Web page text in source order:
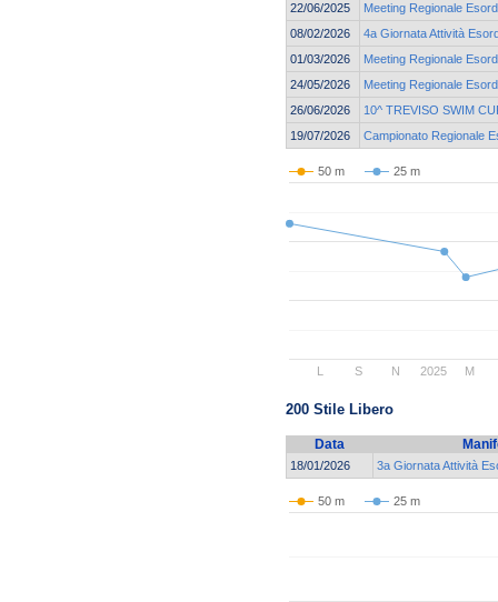
22/06/2025
Meeting Regionale
08/02/2026
4a Giornata Attività
01/03/2026
Meeting Regionale
24/05/2026
Meeting Regionale
26/06/2026
10^ TREVISO SWIM
19/07/2026
Campionato Regionale
50 m 25 m
2025
L S N M
200 Stile Libero
Data
18/01/2026 3a Giornata Attività
50 m 25 m